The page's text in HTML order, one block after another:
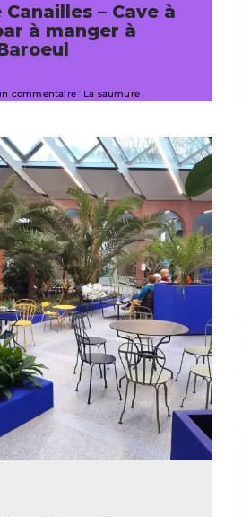
– Cave à
à manger à
commentaire La saumure